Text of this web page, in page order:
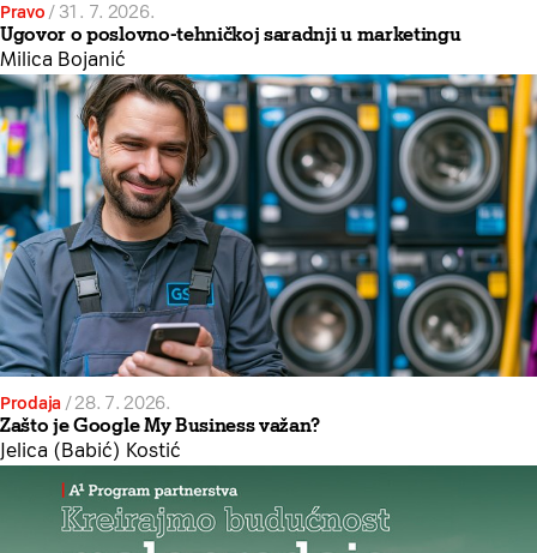
Pravo / 31. 7. 2026.
Ugovor o poslovno-tehničkoj saradnji u marketingu
Milica Bojanić
Prodaja /28. 7. 2026.
Zašto je Google My Business važan?
Jelica (Babić) Kostić